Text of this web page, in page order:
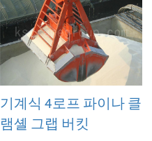
기계식 4로프 파이나 클
램셸 그랩 버킷